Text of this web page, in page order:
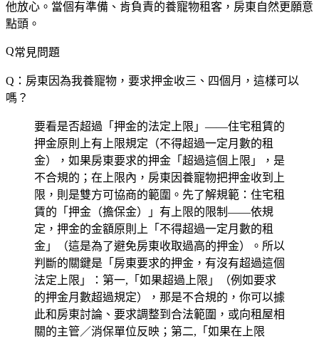
他放心。當個有準備、肯負責的養寵物租客，房東自然更願意
點頭。
常見問題
Q：房東因為我養寵物，要求押金收三、四個月，這樣可以
嗎？
要看是否超過「押金的法定上限」——住宅租賃的
押金原則上有上限規定（不得超過一定月數的租
金），如果房東要求的押金「超過這個上限」，是
不合規的；在上限內，房東因養寵物把押金收到上
限，則是雙方可協商的範圍。先了解規範：住宅租
賃的「押金（擔保金）」有上限的限制——依規
定，押金的金額原則上「不得超過一定月數的租
金」（這是為了避免房東收取過高的押金）。所以
判斷的關鍵是「房東要求的押金，有沒有超過這個
法定上限」：第一,「如果超過上限」（例如要求
的押金月數超過規定），那是不合規的，你可以據
此和房東討論、要求調整到合法範圍，或向租屋相
關的主管／消保單位反映；第二,「如果在上限